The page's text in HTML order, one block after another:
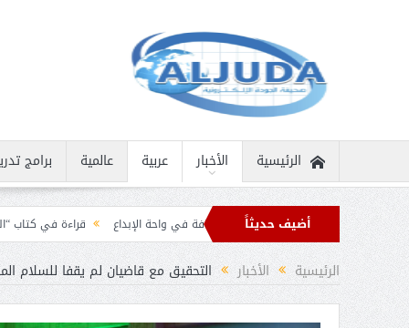
الرئيسية الأخبار عربية عالمية برامج
أضيف حديثاً نادرة ثمار الثقافة في واحة الإبداع قراءة في كتاب “الملك سلمان بن عبد
تهنئة من قادة الدول الإسلامية بمناسبة عيد الفطر
الرئيسية الأخبار التحقيق مع قاضيان لم يقفا للسلام